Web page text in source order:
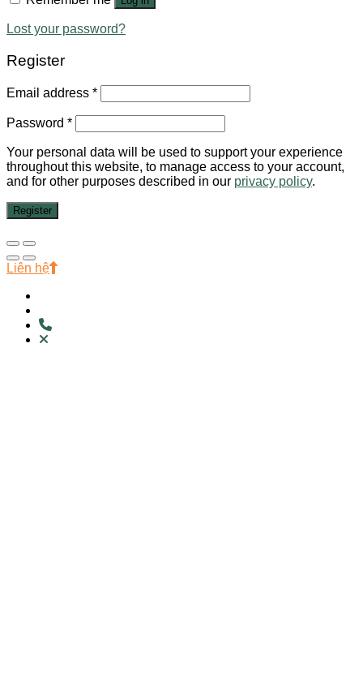
Lost your password?
Register
Email address *
Password *
Your personal data will be used to support your experience
throughout this website, to manage access to your account,
and for other purposes described in our privacy policy.
Register
Liên hệ